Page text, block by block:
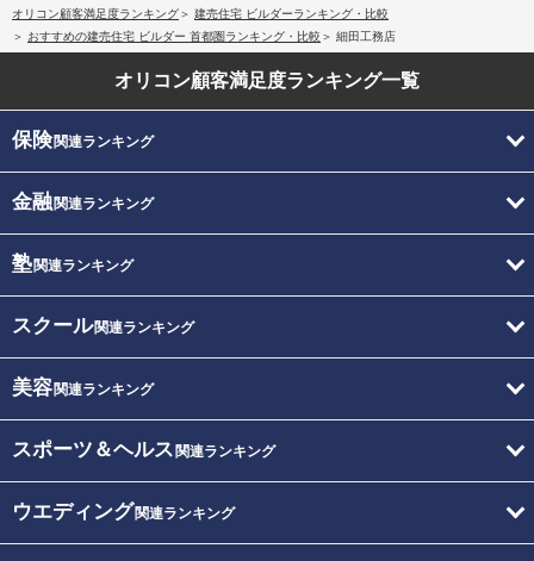
オリコン顧客満足度ランキング
建売住宅 ビルダーランキング・比較
おすすめの建売住宅 ビルダー 首都圏ランキング・比較
細田工務店
オリコン顧客満足度ランキング一覧
保険関連ランキング
金融関連ランキング
塾関連ランキング
スクール関連ランキング
美容関連ランキング
スポーツ＆ヘルス 関連ランキング
ウエディング関連ランキング